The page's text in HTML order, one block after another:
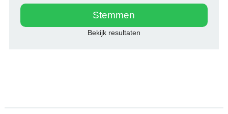
Bekijk resultaten